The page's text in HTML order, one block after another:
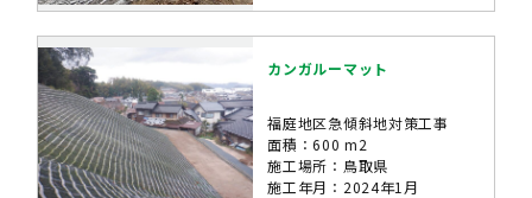
カンガルーマット
福庭地区急傾斜地対策工事
面積：600 m2
施工場所：鳥取県
施工年月：2024年1月